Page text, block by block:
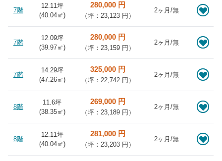
7階
12.11坪
(40.04㎡)
280,000 円
（坪：23,123 円）
2ヶ月/無
7階
12.09坪
(39.97㎡)
280,000 円
（坪：23,159 円）
2ヶ月/無
7階
14.29坪
(47.26㎡)
325,000 円
（坪：22,742 円）
2ヶ月/無
8階
11.6坪
(38.35㎡)
269,000 円
（坪：23,189 円）
2ヶ月/無
8階
12.11坪
(40.04㎡)
281,000 円
（坪：23,203 円）
2ヶ月/無